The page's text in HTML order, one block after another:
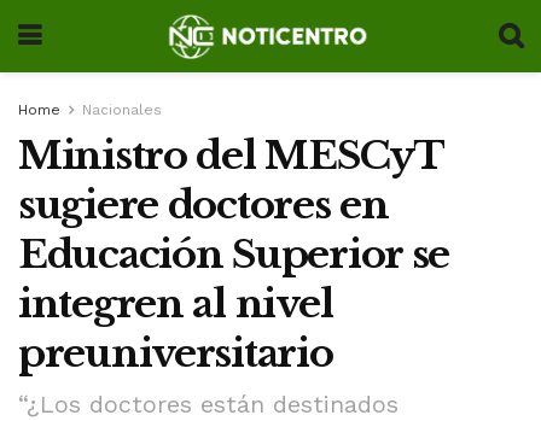
Home Nacionales
Ministro del MESCyT
sugiere doctores en
Educación Superior se
integren al nivel
preuniversitario
“¿Los doctores están destinados